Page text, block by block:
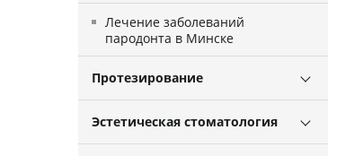
Лечение заболеваний
пародонта в Минске
Протезирование
Эстетическая стоматология